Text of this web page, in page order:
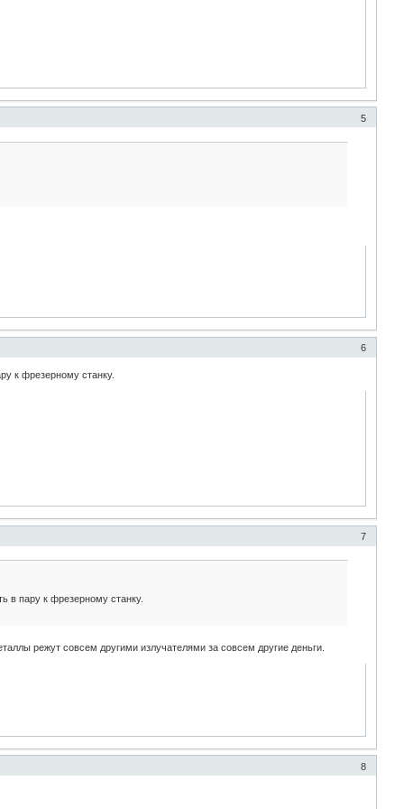
5
6
к фрезерному станку.
7
в пару к фрезерному станку.
режут совсем другими излучателями за совсем другие деньги.
8